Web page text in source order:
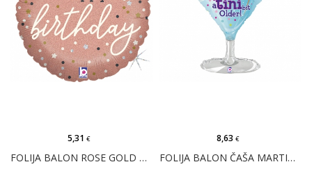
FOLIJA BALON ROSE GOLD ROĐENDAN KONFETI
5,31€
FOLIJA BALON ČAŠA MARTINIJA
8,63 €